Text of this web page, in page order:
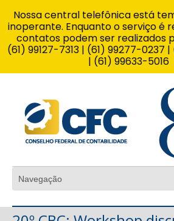
Nossa central telefônica está
inoperante. Enquanto o serviço é
contatos podem ser realizados
(61) 99127-7313 | (61) 99277-0237
| (61) 99633-5016